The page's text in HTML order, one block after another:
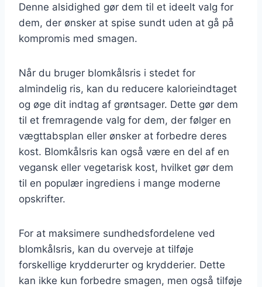
Denne alsidighed gør dem til et ideelt valg for
dem, der ønsker at spise sundt uden at gå på
kompromis med smagen.
Når du bruger blomkålsris i stedet for
almindelig ris, kan du reducere kalorieindtaget
og øge dit indtag af grøntsager. Dette gør dem
til et fremragende valg for dem, der følger en
vægttabsplan eller ønsker at forbedre deres
kost. Blomkålsris kan også være en del af en
vegansk eller vegetarisk kost, hvilket gør dem
til en populær ingrediens i mange moderne
opskrifter.
For at maksimere sundhedsfordelene ved
blomkålsris, kan du overveje at tilføje
forskellige krydderurter og krydderier. Dette
kan ikke kun forbedre smagen, men også tilføje